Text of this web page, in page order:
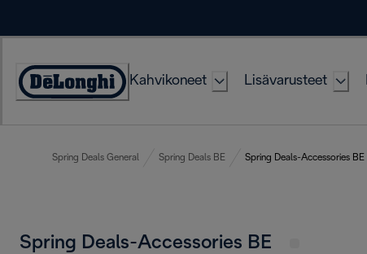
Accessibility
Kahvikoneet Lisävarusteet
Spring Deals General Spring Deals BE Spring Deals-Accessories BE
Spring Deals-Accessories BE